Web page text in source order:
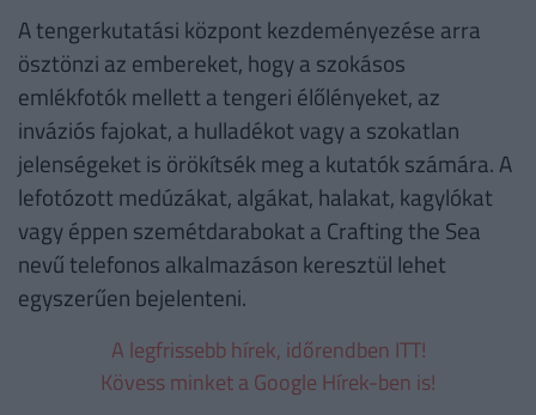
A tengerkutatási központ kezdeményezése arra
ösztönzi az embereket, hogy a szokásos
emlékfotók mellett a tengeri élőlényeket, az
inváziós fajokat, a hulladékot vagy a szokatlan
jelenségeket is örökítsék meg a kutatók számára. A
lefotózott medúzákat, algákat, halakat, kagylókat
vagy éppen szemétdarabokat a Crafting the Sea
nevű telefonos alkalmazáson keresztül lehet
egyszerűen bejelenteni.
A legfrissebb hírek, időrendben ITT!
Kövess minket a Google Hírek-ben is!